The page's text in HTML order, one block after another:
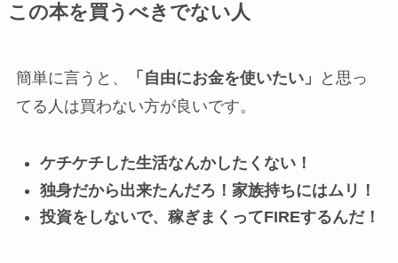
この本を買うべきでない人
簡単に言うと、 「自由にお金を使いたい」
と思っ
てる人は買わない方が良いです。
ケチケチした生活なんかしたくない！
独身だから出来たんだろ！家族持ちにはムリ！
投資をしないで、稼ぎまくってFIREするんだ！